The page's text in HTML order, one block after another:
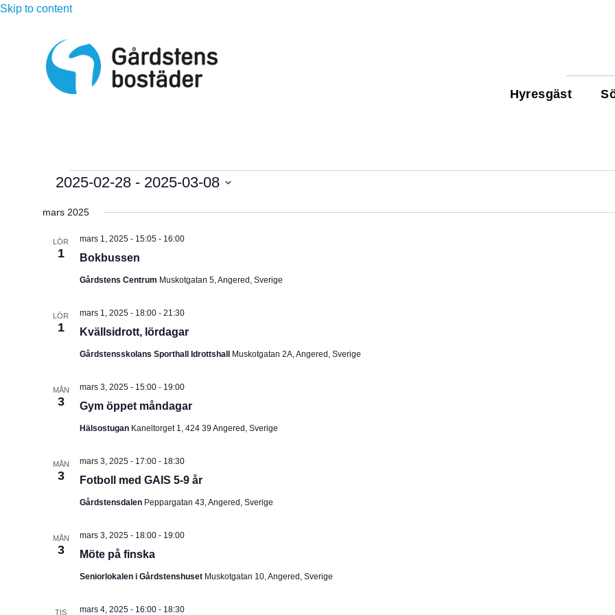
Skip to content
Hyresgäst
Evenemang
2025-02-28 - 2025-03-08
ä
u
mars 2025
LÖR
1 Bokbussen
mars 1, 2025 - 15:05- 16:00
Gårdstens Centrum Muskotgatan 5, Angered, Sverige
LÖR
1 Kvällsidrott, lördagar
mars 1, 2025 - 18:00- 21:30
Gårdstensskolans Sporthall Idrottshall Muskotgatan 2A, Angered, Sverige
MÅN
3 Gym öppet måndagar
mars 3, 2025 - 15:00- 19:00
Hälsostugan Kaneltorget 1, 424 39 Angered, Sverige
MÅN
3 Fotboll med GAIS 5-9 år
mars 3, 2025 - 17:00- 18:30
Gårdstensdalen Peppargatan 43, Angered, Sverige
MÅN
3 Möte på finska
mars 3, 2025 - 18:00- 19:00
Seniorlokalen i Gårdstenshuset Muskotgatan 10, Angered, Sverige
TIS mars 4, 2025 - 16:00- 18:30